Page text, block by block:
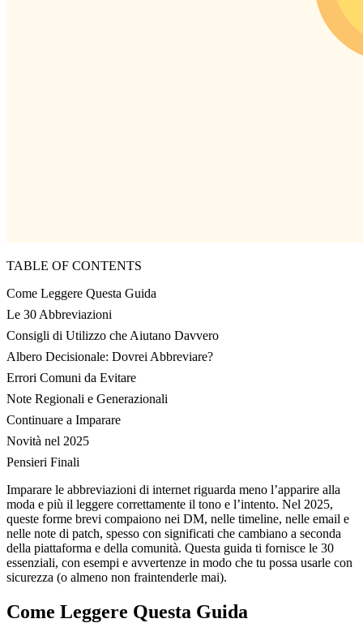
TABLE OF CONTENTS
Come Leggere Questa Guida
Le 30 Abbreviazioni
Consigli di Utilizzo che Aiutano Davvero
Albero Decisionale: Dovrei Abbreviare?
Errori Comuni da Evitare
Note Regionali e Generazionali
Continuare a Imparare
Novità nel 2025
Pensieri Finali
Imparare le abbreviazioni di internet riguarda meno l’apparire alla
moda e più il leggere correttamente il tono e l’intento. Nel 2025,
queste forme brevi compaiono nei DM, nelle timeline, nelle email e
nelle note di patch, spesso con significati che cambiano a seconda
della piattaforma e della comunità. Questa guida ti fornisce le 30
essenziali, con esempi e avvertenze in modo che tu possa usarle con
sicurezza (o almeno non fraintenderle mai).
Come Leggere Questa Guida